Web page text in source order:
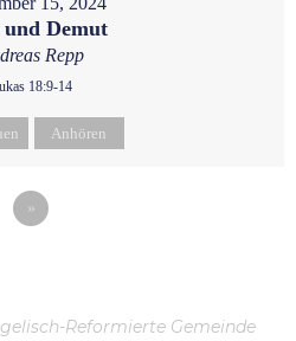
und Demut
Repp
18:9-14
Anhören
»
Reformierte Gemeinde